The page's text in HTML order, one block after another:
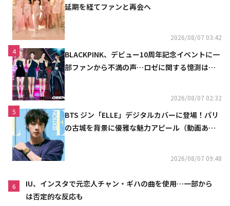
延期を経てファンと再会へ
2026/08/07 03:42
4
BLACKPINK、デビュー10周年記念イベントに一
部ファンから不満の声…ロゼに関する憶測は否
2026/08/07 02:32
5
BTS ジン「ELLE」デジタルカバーに登場！パリ
の古城を背景に優雅な魅力アピール（動画あ
2026/08/07 09:48
6
IU、インスタで元恋人チャン・ギハの曲を使用…一部から
は否定的な反応も